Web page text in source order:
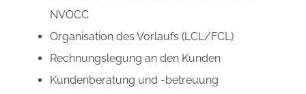
NVOCC
Organisation des Vorlaufs (LCL/FCL)
Rechnungslegung an den Kunden
Kundenberatung und -betreuung